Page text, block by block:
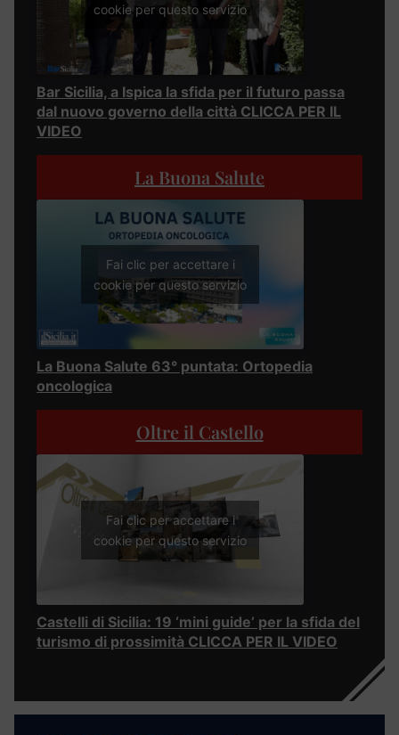
cookie per questo servizio
Bar Sicilia, a Ispica la sfida per il futuro passa
dal nuovo governo della città CLICCA PER IL
VIDEO
La Buona Salute
Fai clic per accettare i
cookie per questo servizio
La Buona Salute 63° puntata: Ortopedia
oncologica
Oltre il Castello
Fai clic per accettare i
cookie per questo servizio
Castelli di Sicilia: 19 ‘mini guide’ per la sfida del
turismo di prossimità CLICCA PER IL VIDEO